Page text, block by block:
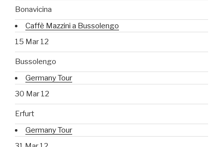
Bonavicina
Caffè Mazzini a Bussolengo
15 Mar 12
Bussolengo
Germany Tour
30 Mar 12
Erfurt
Germany Tour